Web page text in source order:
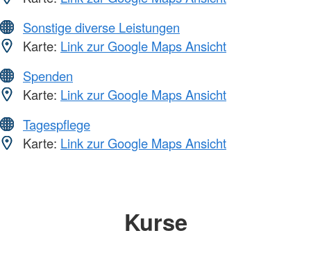
Sonstige diverse Leistungen
Karte: Link zur Google Maps Ansicht
Spenden
Karte: Link zur Google Maps Ansicht
Tagespflege
Karte: Link zur Google Maps Ansicht
Kurse